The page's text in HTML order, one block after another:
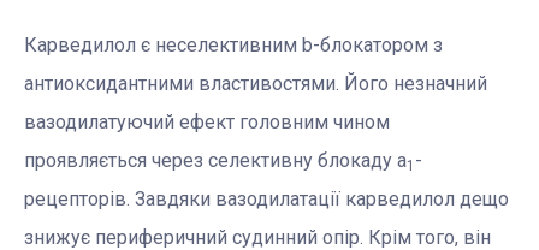
Карведилол є неселективним b-блокатором з
антиоксидантними властивостями. Його незначний
вазодилатуючий ефект головним чином
проявляється через селективну блокаду a1 -
рецепторів. Завдяки вазодилатації карведилол дещо
знижує периферичний судинний опір. Крім того, він